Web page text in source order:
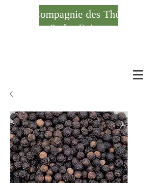
Compagnie des Thés
& des Epices